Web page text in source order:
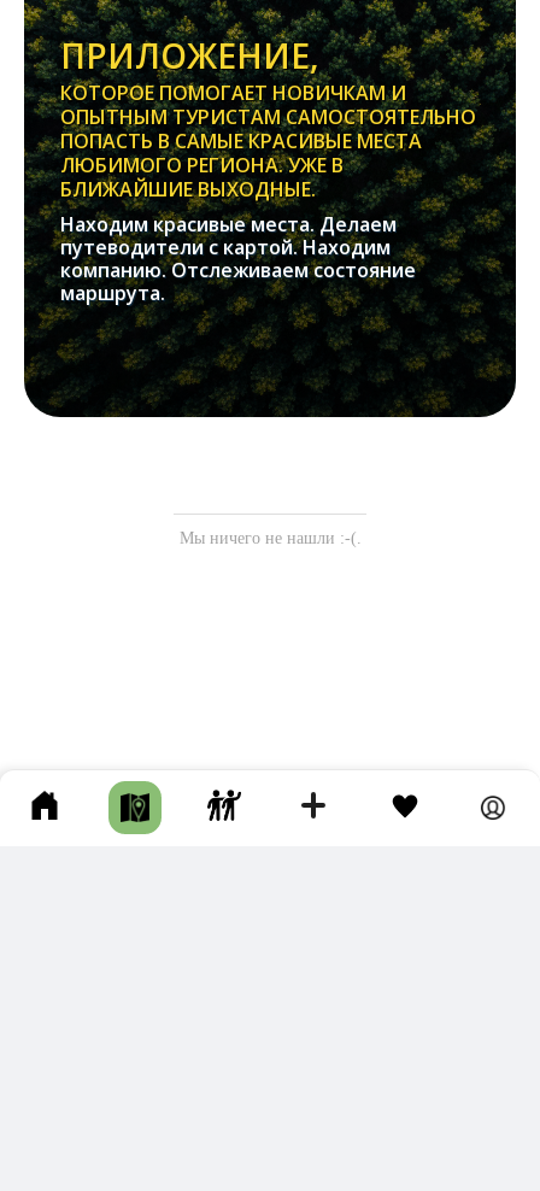
ПРИЛОЖЕНИЕ,
КОТОРОЕ ПОМОГАЕТ НОВИЧКАМ И
ОПЫТНЫМ ТУРИСТАМ САМОСТОЯТЕЛЬНО
ПОПАСТЬ В САМЫЕ КРАСИВЫЕ МЕСТА
ЛЮБИМОГО РЕГИОНА. УЖЕ В
БЛИЖАЙШИЕ ВЫХОДНЫЕ.
Находим красивые места. Делаем
путеводители с картой. Находим
компанию. Отслеживаем состояние
маршрута.
Мы ничего не нашли :-(.